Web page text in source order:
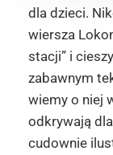
dla dzieci.
wiersza
stacji” i
zabawnym
wiemy o niej
odkrywają
cudownie